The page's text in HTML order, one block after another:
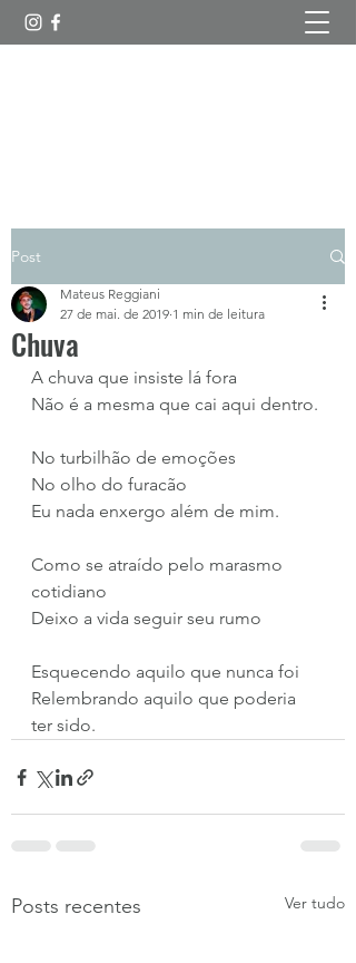
Post
Chuva
Mateus Reggiani
27 de mai. de 2019 1 min de leitura
A chuva que insiste lá fora
Não é a mesma que cai aqui dentro.
No turbilhão de emoções
No olho do furacão
Eu nada enxergo além de mim.
Como se atraído pelo marasmo
cotidiano
Deixo a vida seguir seu rumo
Esquecendo aquilo que nunca foi
Relembrando aquilo que poderia
ter sido.
Posts recentes Ver tudo